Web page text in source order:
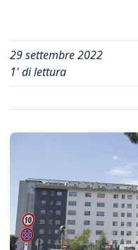
29 settembre 2022
1' di lettura